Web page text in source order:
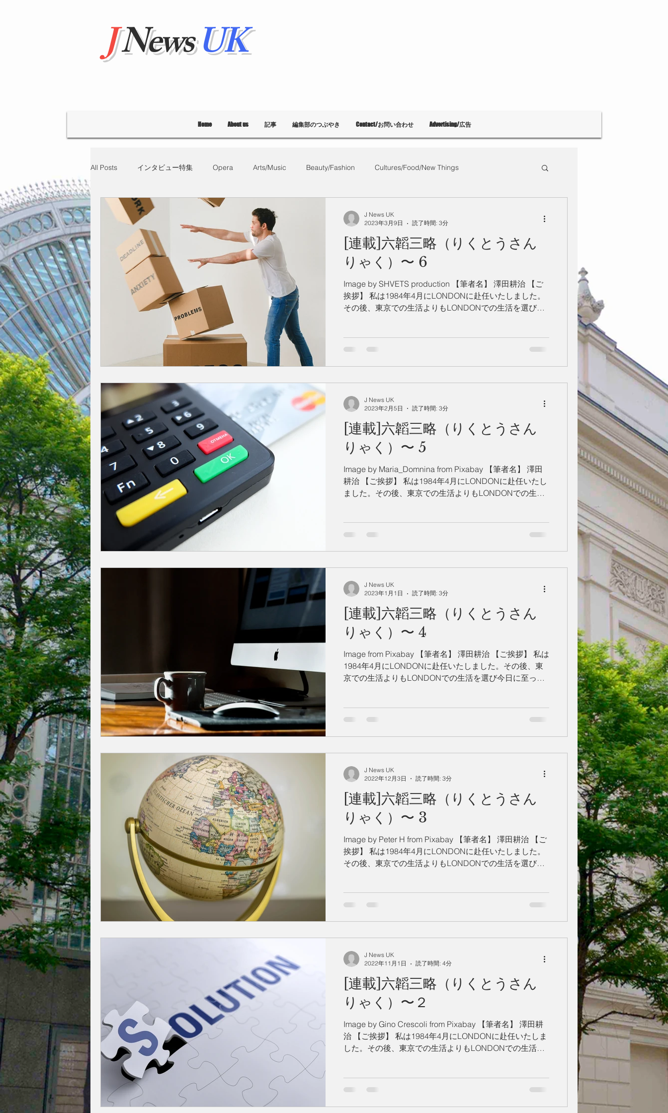
JNewsUK
Home About us 記事 編集部のつぶやき Contact/お問い合わせ Advertising/広告
All Posts インタビュー特集 Opera Arts/Music Beauty/Fashion Cultures/Food/New Things
"Hello' from Tokyo What's on?
今月の一枚 英国／欧州 News つぶやき
[連載]六韜三略（りくとうさん
りゃく）〜 6
Image by SHVETS production 【筆者名】 澤田耕治 【ご
挨拶】 私は1984年4月にLONDONに赴任いたしました。
その後、東京での生活よりもLONDONでの生活を選び今
J News UK
2023年3月9日
読了時間: 3分
[連載]六韜三略（りくとうさん
りゃく）〜 5
Image by Maria_Domnina from Pixabay 【筆者名】 澤田
耕治 【ご挨拶】 私は1984年4月にLONDONに赴任いたし
ました。その後、東京での生活よりもLONDONでの生活
J News UK
2023年2月5日
読了時間: 3分
[連載]六韜三略（りくとうさん
りゃく）〜 4
Image from Pixabay 【筆者名】 澤田耕治 【ご挨拶】 私は
1984年4月にLONDONに赴任いたしました。その後、東
京での生活よりもLONDONでの生活を選び今日に至って
J News UK
2023年1月1日
読了時間: 3分
[連載]六韜三略（りくとうさん
りゃく）〜 3
Image by Peter H from Pixabay 【筆者名】 澤田耕治 【ご
挨拶】 私は1984年4月にLONDONに赴任いたしました。
その後、東京での生活よりもLONDONでの生活を選び今
J News UK
2022年12月3日
読了時間: 3分
[連載]六韜三略（りくとうさん
りゃく）〜２
Image by Gino Crescoli from Pixabay 【筆者名】 澤田耕
治 【ご挨拶】 私は1984年4月にLONDONに赴任いたしま
した。その後、東京での生活よりもLONDONでの生活を
J News UK
2022年11月1日
読了時間: 4分